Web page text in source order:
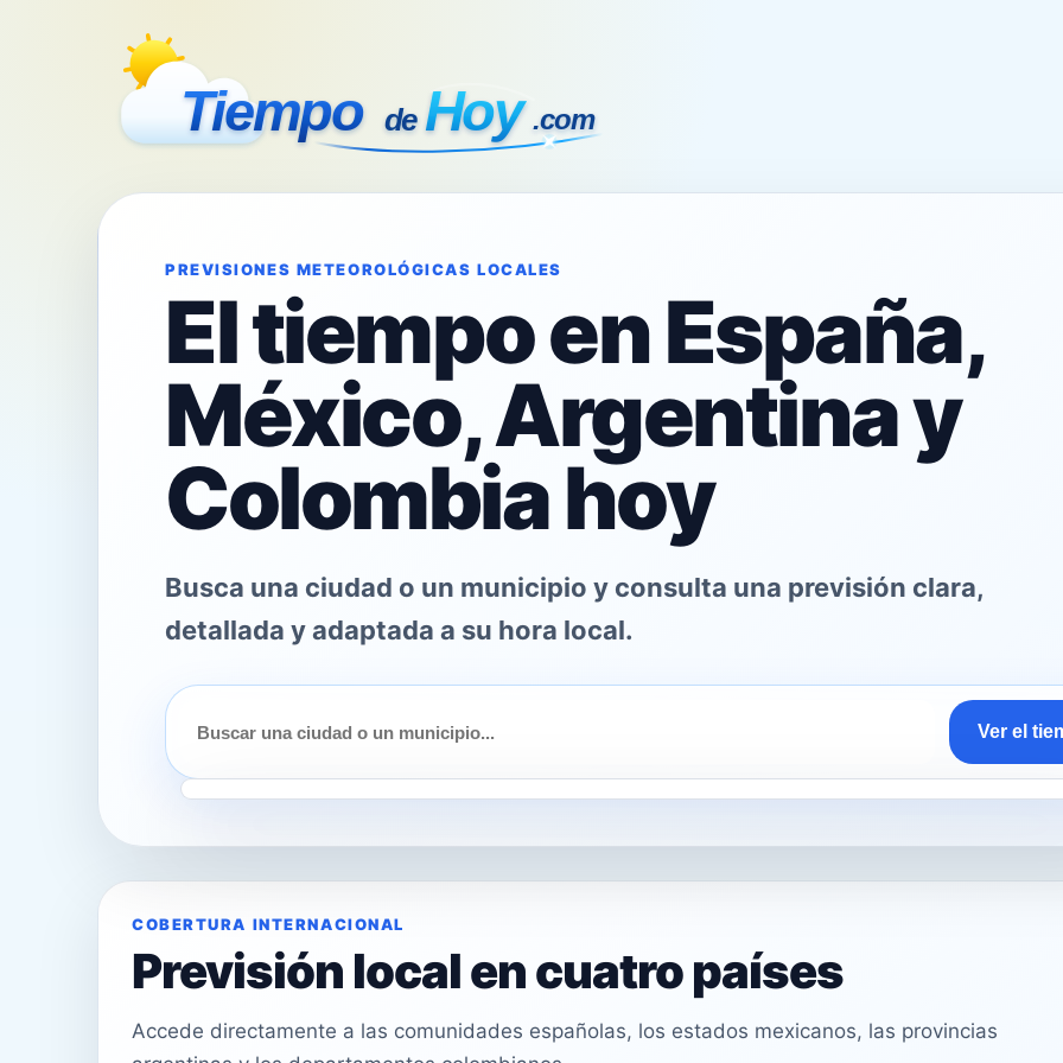
PREVISIONES METEOROLÓGICAS LOCALES
El tiempo en España,
México, Argentina y
Colombia hoy
Busca una ciudad o un municipio y consulta una previsión clara,
detallada y adaptada a su hora local.
Ver el
COBERTURA INTERNACIONAL
Previsión local en cuatro países
Accede directamente a las comunidades españolas, los estados mexicanos, las provincias